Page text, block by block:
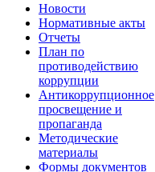
Новости
Нормативные акты
Отчеты
План по
противодействию
коррупции
Антикоррупционное
просвещение и
пропаганда
Методические
материалы
Формы документов